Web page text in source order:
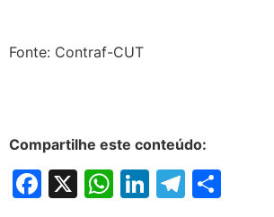
Fonte: Contraf-CUT
Compartilhe este conteúdo:
Facebook
X WhatsApp
LinkedIn